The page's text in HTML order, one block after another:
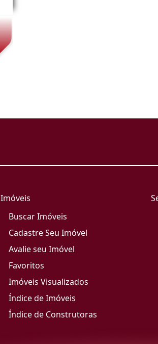
Imóveis
Buscar Imóveis
Cadastre Seu Imóvel
Avalie seu Imóvel
Favoritos
Imóveis Visualizados
Índice de Imóveis
Índice de Construtoras